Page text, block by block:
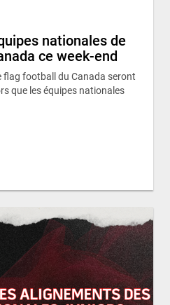
nationales de
ce week-end
flag football du Canada seront
que les équipes nationales